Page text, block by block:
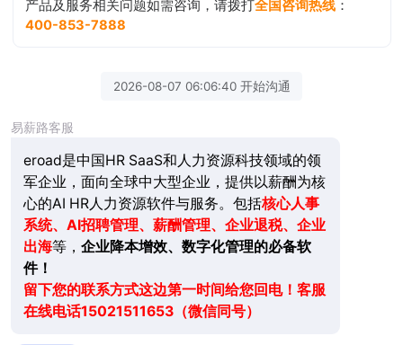
产品及服务相关问题如需咨询，请拨打全国咨询热线 ：
400-853-7888
2026-08-07 06:06:40 开始沟通
易薪路客服
eroad是中国HR SaaS和人力资源科技领域的领
军企业，面向全球中大型企业，提供以薪酬为核
心的AI HR人力资源软件与服务。包括核心人事
系统、AI招聘管理、薪酬管理、企业退税、企业
出海等， 企业降本增效、数字化管理的必备软
件！
留下您的联系方式这边第一时间给您回电！客服
在线电话15021511653（微信同号）